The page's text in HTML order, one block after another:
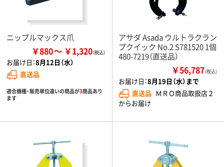
ニップルマックス爪
￥880 ￥1,320
お届け日：8月12日（水）
直送品
適合機種・販売単位違いの商品が3商品あり
ます
アサダ Asada ウルトラクラン
プクイック No.2 S781520 1個
480-7219（直送品）
￥56,787（税込）
お届け日：8月19日（水）まで
直送品 ＭＲＯ商品取扱店２
からお届け